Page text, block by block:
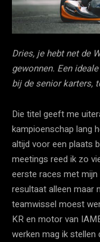
Dries, je hebt net de
gewonnen. Een
bij de senior karters,
Die titel geeft me
kampioenschap lang
altijd voor een plaats
meetings reed ik zo
eerste races met
resultaat alleen maar
teamwissel moest
KR en motor van
werken mag ik